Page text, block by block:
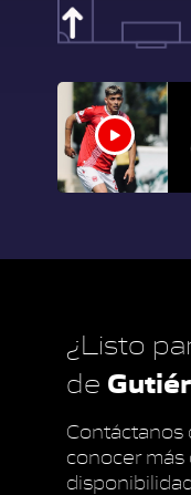
¿Listo
de
Contáctanos
conocer más